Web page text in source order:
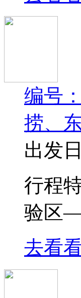
编号
捞、
出发
行程
验区
去看